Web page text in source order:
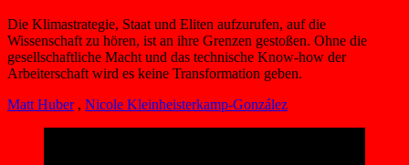
Die Klimastrategie, Staat und Eliten aufzurufen, auf die
Wissenschaft zu hören, ist an ihre Grenzen gestoßen. Ohne die
gesellschaftliche Macht und das technische Know-how der
Arbeiterschaft wird es keine Transformation geben.
Matt Huber , Nicole Kleinheisterkamp-González